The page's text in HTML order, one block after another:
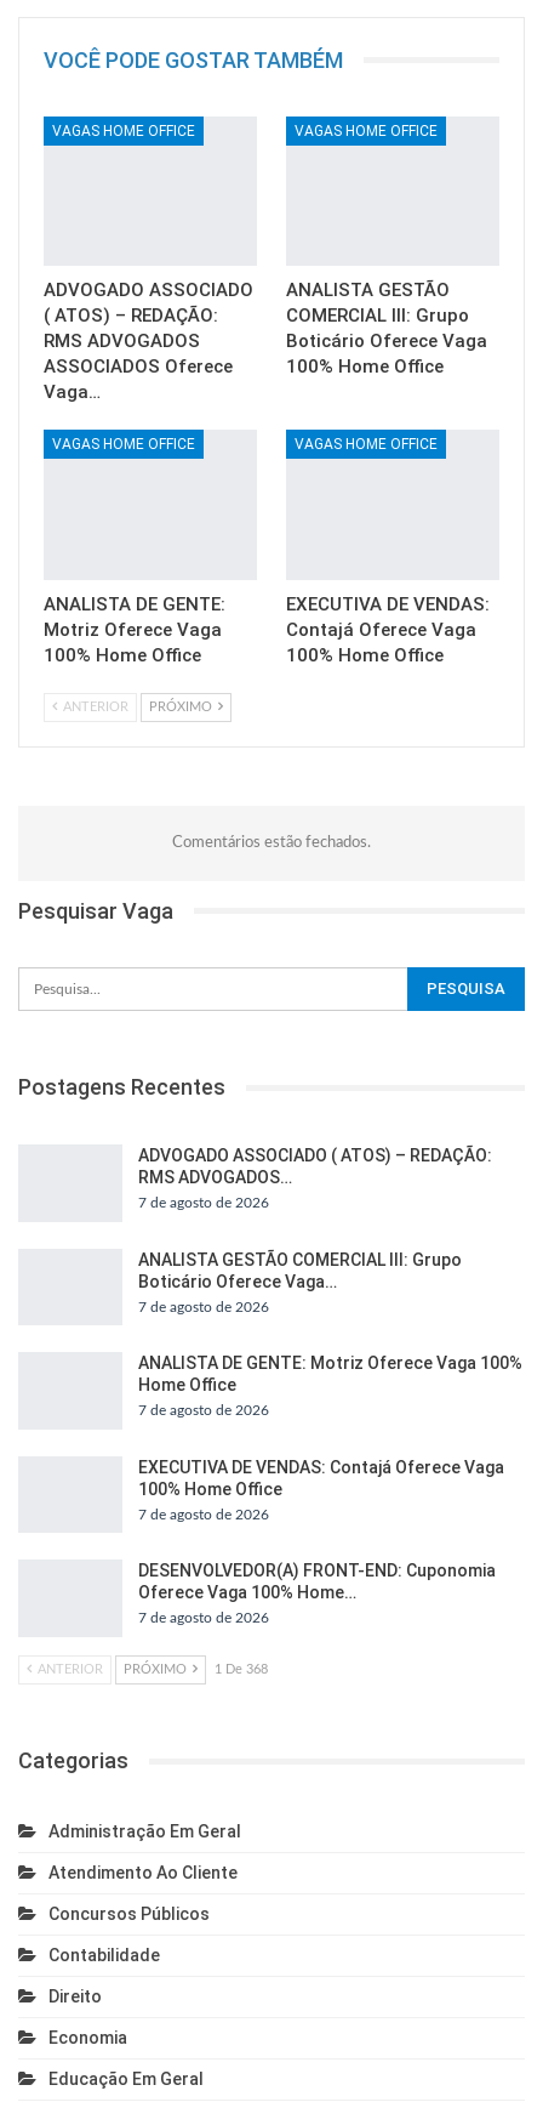
VOCÊ PODE GOSTAR TAMBÉM
VAGAS HOME OFFICE
ADVOGADO ASSOCIADO
( ATOS) – REDAÇÃO:
RMS ADVOGADOS
ASSOCIADOS Oferece
Vaga…
VAGAS HOME OFFICE
ANALISTA GESTÃO
COMERCIAL III: Grupo
Boticário Oferece Vaga
100% Home Office
VAGAS HOME OFFICE
ANALISTA DE GENTE:
Motriz Oferece Vaga
100% Home Office
VAGAS HOME OFFICE
EXECUTIVA DE VENDAS:
Contajá Oferece Vaga
100% Home Office
ANTERIOR PRÓXIMO
Comentários estão fechados.
Pesquisar Vaga
Postagens Recentes
ADVOGADO ASSOCIADO ( ATOS) – REDAÇÃO:
RMS ADVOGADOS…
7 de agosto de 2026
ANALISTA GESTÃO COMERCIAL III: Grupo
Boticário Oferece Vaga…
7 de agosto de 2026
ANALISTA DE GENTE: Motriz Oferece Vaga 100%
Home Office
7 de agosto de 2026
EXECUTIVA DE VENDAS: Contajá Oferece Vaga
100% Home Office
7 de agosto de 2026
DESENVOLVEDOR(A) FRONT-END: Cuponomia
Oferece Vaga 100% Home…
7 de agosto de 2026
ANTERIOR PRÓXIMO 1 De 368
Categorias
Administração Em Geral
Atendimento Ao Cliente
Concursos Públicos
Contabilidade
Direito
Economia
Educação Em Geral